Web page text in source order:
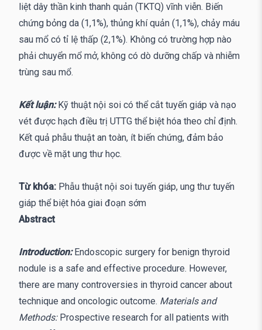
liệt dây thần kinh thanh quản (TKTQ) vĩnh viễn. Biến
chứng bỏng da (1,1%), thủng khí quản (1,1%), chảy máu
sau mổ có tỉ lệ thấp (2,1%). Không có trường hợp nào
phải chuyển mổ mở, không có dò dưỡng chấp và nhiễm
trùng sau mổ.
Kết luận: Kỹ thuật nội soi có thể cắt tuyến giáp và nạo
vét được hạch điều trị UTTG thể biệt hóa theo chỉ định.
Kết quả phẫu thuật an toàn, ít biến chứng, đảm bảo
được về mặt ung thư học.
Từ khóa: Phẫu thuật nội soi tuyến giáp, ung thư tuyến
giáp thể biệt hóa giai đoạn sớm
Abstract
Introduction: Endoscopic surgery for benign thyroid
nodule is a safe and effective procedure. However,
there are many controversies in thyroid cancer about
technique and oncologic outcome. Materials and
Methods: Prospective research for all patients with